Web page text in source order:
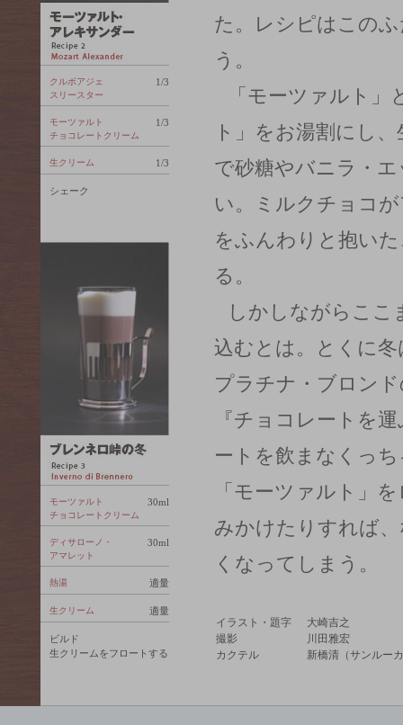
クルボアジェ
スリースター
1/3
モーツァルト
チョコレートクリーム
1/3
生クリーム 1/3
シェーク
モーツァルト
チョコレートクリーム
30ml
ディサローノ・
アマレット
30ml
熱湯 適量
生クリーム 適量
ビルド
生クリームをフロートする
た。レシピはこの
う。
「モーツァルト
ト」をお湯割にし
で砂糖やバニラ・
い。ミルクチョコ
をふんわりと抱い
る。
しかしながらここ
込むとは。とくに
プラチナ・ブロン
『チョコレートを
ートを飲まなくっ
「モーツァルト」
みかけたりすれば
くなってしまう。
イラスト・題字
大崎吉之
撮影
川田雅宏
カクテル
新橋清（サンルー